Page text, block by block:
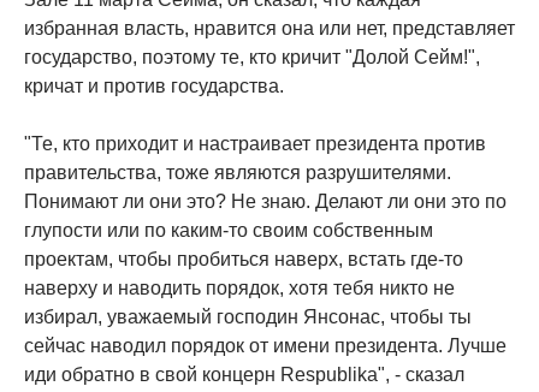
избранная власть, нравится она или нет, представляет
государство, поэтому те, кто кричит "Долой Сейм!",
кричат и против государства.
"Те, кто приходит и настраивает президента против
правительства, тоже являются разрушителями.
Понимают ли они это? Не знаю. Делают ли они это по
глупости или по каким-то своим собственным
проектам, чтобы пробиться наверх, встать где-то
наверху и наводить порядок, хотя тебя никто не
избирал, уважаемый господин Янсонас, чтобы ты
сейчас наводил порядок от имени президента. Лучше
иди обратно в свой концерн Respublika", - сказал